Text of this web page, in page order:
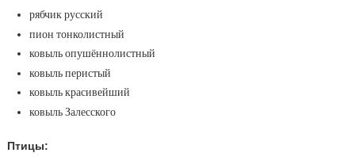
рябчик русский
пион тонколистный
ковыль опушённолистный
ковыль перистый
ковыль красивейший
ковыль Залесского
Птицы: